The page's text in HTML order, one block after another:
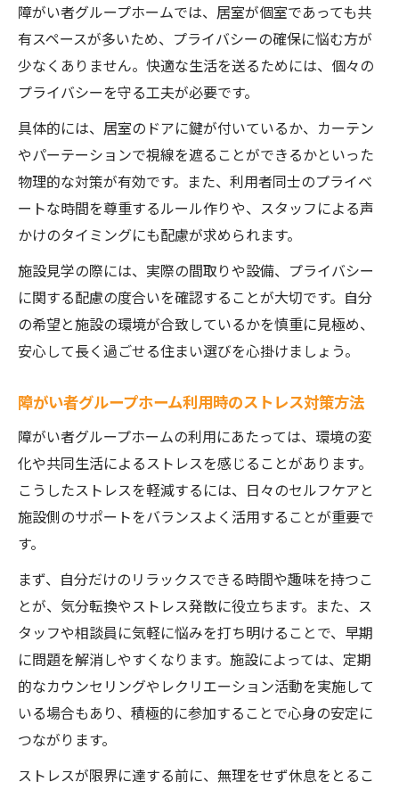
障がい者グループホームでは、居室が個室であっても共
有スペースが多いため、プライバシーの確保に悩む方が
少なくありません。快適な生活を送るためには、個々の
プライバシーを守る工夫が必要です。
具体的には、居室のドアに鍵が付いているか、カーテン
やパーテーションで視線を遮ることができるかといった
物理的な対策が有効です。また、利用者同士のプライベ
ートな時間を尊重するルール作りや、スタッフによる声
かけのタイミングにも配慮が求められます。
施設見学の際には、実際の間取りや設備、プライバシー
に関する配慮の度合いを確認することが大切です。自分
の希望と施設の環境が合致しているかを慎重に見極め、
安心して長く過ごせる住まい選びを心掛けましょう。
障がい者グループホーム利用時のストレス対策方法
障がい者グループホームの利用にあたっては、環境の変
化や共同生活によるストレスを感じることがあります。
こうしたストレスを軽減するには、日々のセルフケアと
施設側のサポートをバランスよく活用することが重要で
す。
まず、自分だけのリラックスできる時間や趣味を持つこ
とが、気分転換やストレス発散に役立ちます。また、ス
タッフや相談員に気軽に悩みを打ち明けることで、早期
に問題を解消しやすくなります。施設によっては、定期
的なカウンセリングやレクリエーション活動を実施して
いる場合もあり、積極的に参加することで心身の安定に
つながります。
ストレスが限界に達する前に、無理をせず休息をとるこ